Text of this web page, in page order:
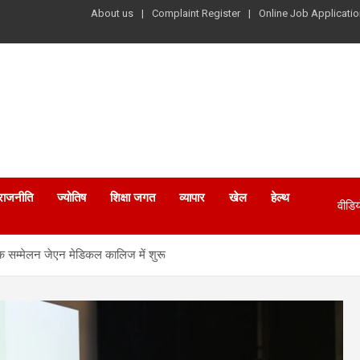
About us Complaint Register Online Job
ज्योतिष शिक्षा जगत व्यापार खेल हेल्थ
सम्मेलन जेएन मेडिकल कालिज में शुरू